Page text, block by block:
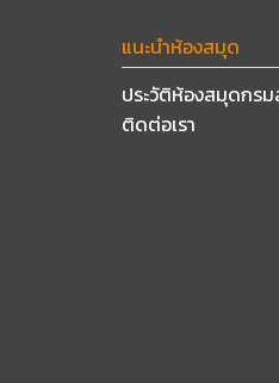
แนะนำห้องสมุด
ประวัติห้องสมุดกร
ติดต่อเรา